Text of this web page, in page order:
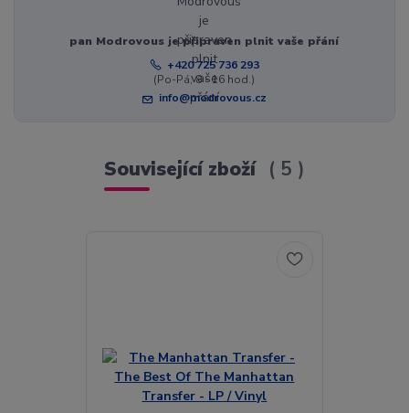
pan Modrovous je připraven plnit vaše přání
+420 725 736 293
(Po-Pá, 8 - 16 hod.)
info@modrovous.cz
Související zboží 5